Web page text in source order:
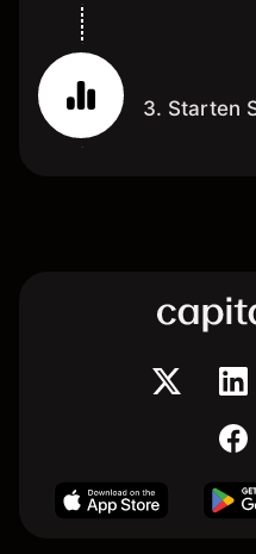
3. Starten